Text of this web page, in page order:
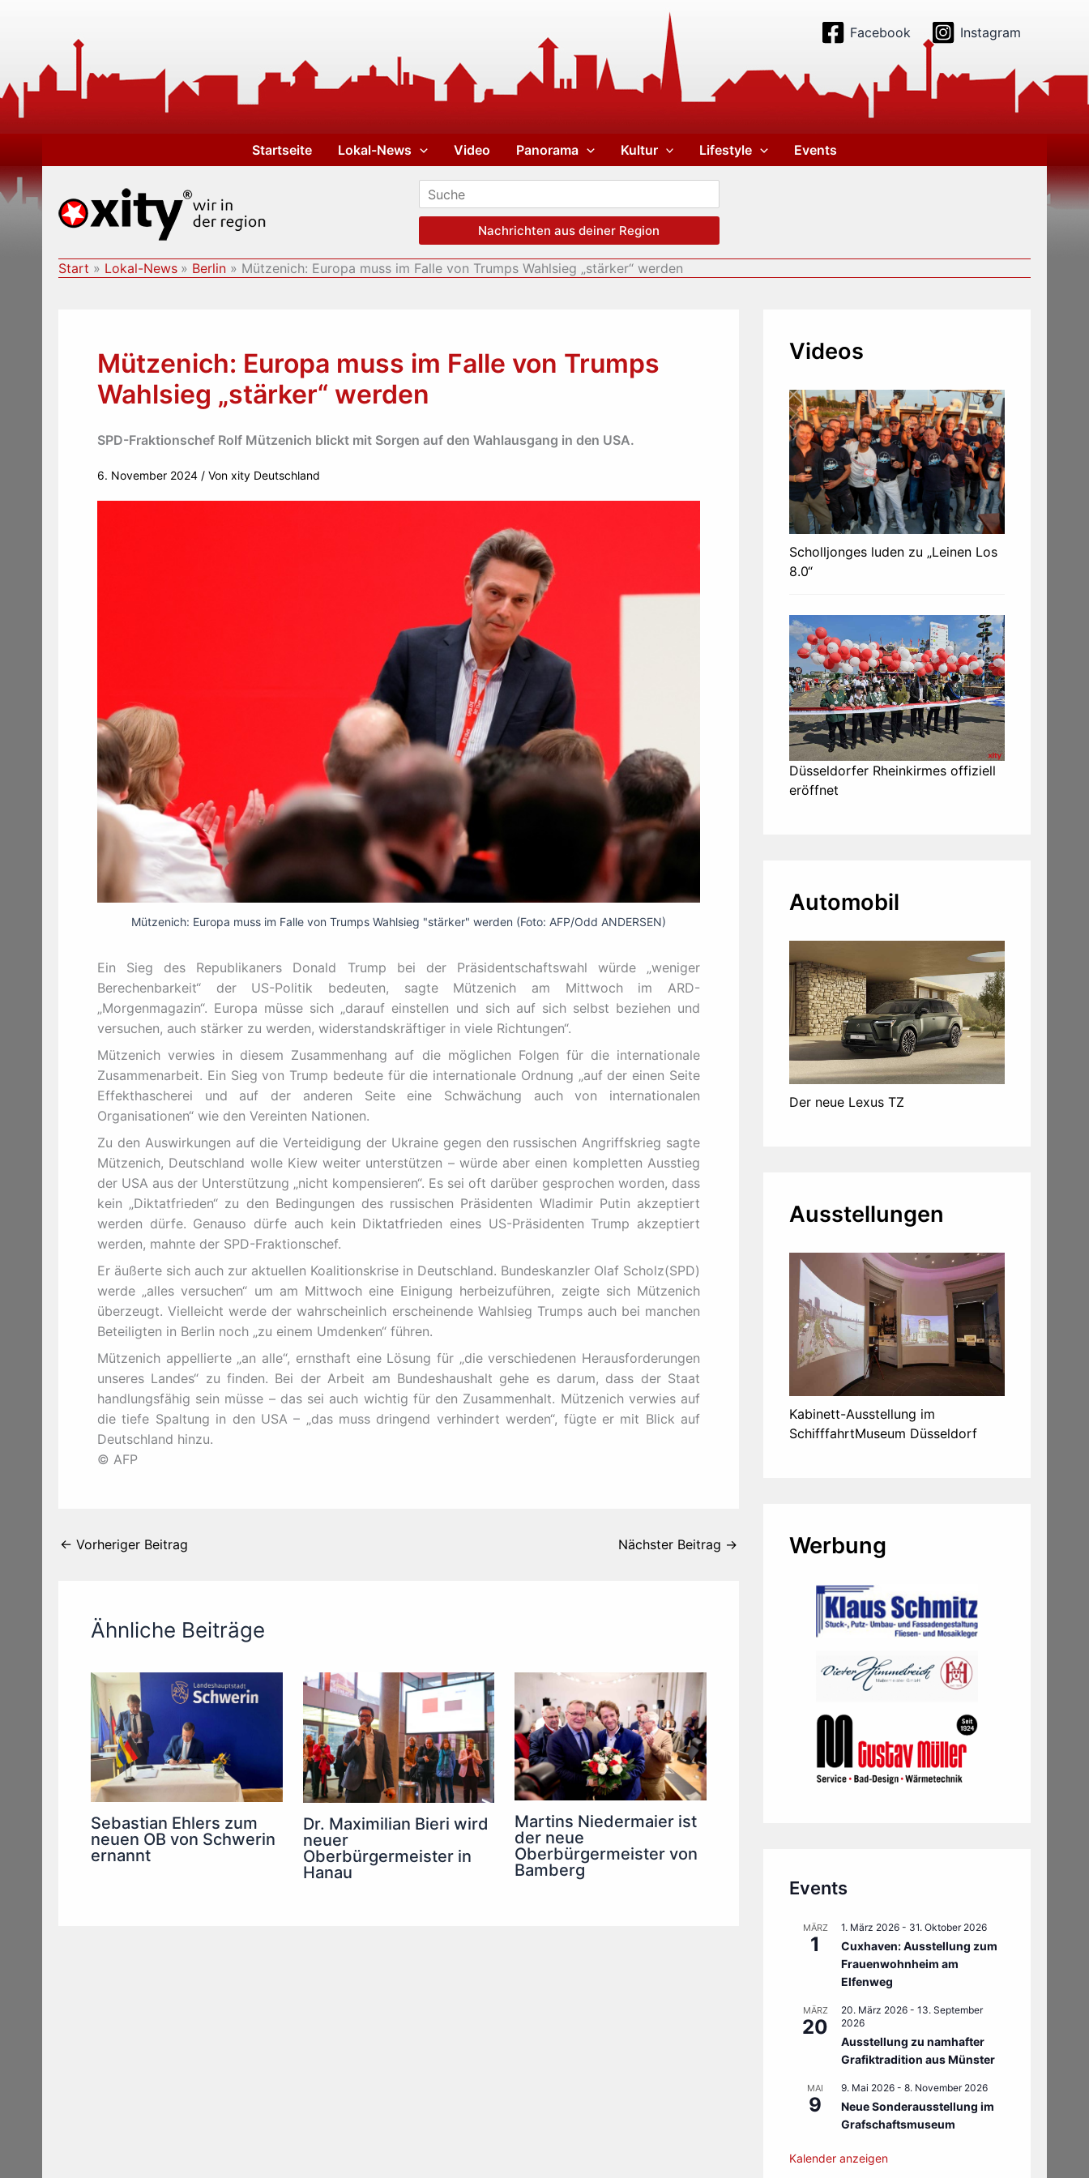
Facebook Instagram
Startseite Lokal-News Video Panorama Kultur Lifestyle Events
Nachrichten aus deiner Region
Start Lokal-News Berlin Mützenich: Europa muss im Falle von Trumps Wahlsieg „stärker“ werden
Mützenich: Europa muss im Falle von Trumps
Wahlsieg „stärker“ werden
SPD-Fraktionschef Rolf Mützenich blickt mit Sorgen auf den Wahlausgang in den USA.
6. November 2024 / Von xity Deutschland
Mützenich: Europa muss im Falle von Trumps Wahlsieg "stärker" werden (Foto: AFP/Odd ANDERSEN)
Ein Sieg des Republikaners Donald Trump bei der Präsidentschaftswahl würde „weniger
Berechenbarkeit“ der US-Politik bedeuten, sagte Mützenich am Mittwoch im ARD-
„Morgenmagazin“. Europa müsse sich „darauf einstellen und sich auf sich selbst beziehen und
versuchen, auch stärker zu werden, widerstandskräftiger in viele Richtungen“.
Mützenich verwies in diesem Zusammenhang auf die möglichen Folgen für die internationale
Zusammenarbeit. Ein Sieg von Trump bedeute für die internationale Ordnung „auf der einen Seite
Effekthascherei und auf der anderen Seite eine Schwächung auch von internationalen
Organisationen“ wie den Vereinten Nationen.
Zu den Auswirkungen auf die Verteidigung der Ukraine gegen den russischen Angriffskrieg sagte
Mützenich, Deutschland wolle Kiew weiter unterstützen – würde aber einen kompletten Ausstieg
der USA aus der Unterstützung „nicht kompensieren“. Es sei oft darüber gesprochen worden, dass
kein „Diktatfrieden“ zu den Bedingungen des russischen Präsidenten Wladimir Putin akzeptiert
werden dürfe. Genauso dürfe auch kein Diktatfrieden eines US-Präsidenten Trump akzeptiert
werden, mahnte der SPD-Fraktionschef.
Er äußerte sich auch zur aktuellen Koalitionskrise in Deutschland. Bundeskanzler Olaf Scholz(SPD)
werde „alles versuchen“ um am Mittwoch eine Einigung herbeizuführen, zeigte sich Mützenich
überzeugt. Vielleicht werde der wahrscheinlich erscheinende Wahlsieg Trumps auch bei manchen
Beteiligten in Berlin noch „zu einem Umdenken“ führen.
Mützenich appellierte „an alle“, ernsthaft eine Lösung für „die verschiedenen Herausforderungen
unseres Landes“ zu finden. Bei der Arbeit am Bundeshaushalt gehe es darum, dass der Staat
handlungsfähig sein müsse – das sei auch wichtig für den Zusammenhalt. Mützenich verwies auf
die tiefe Spaltung in den USA – „das muss dringend verhindert werden“, fügte er mit Blick auf
Deutschland hinzu.
© AFP
← Vorheriger Beitrag Nächster Beitrag →
Ähnliche Beiträge
Sebastian Ehlers zum
neuen OB von Schwerin
ernannt
Dr. Maximilian Bieri wird
neuer
Oberbürgermeister in
Hanau
Martins Niedermaier ist
der neue
Oberbürgermeister von
Bamberg
Videos
Scholljonges luden zu „Leinen Los
8.0“
Düsseldorfer Rheinkirmes offiziell
eröffnet
Automobil
Der neue Lexus TZ
Ausstellungen
Kabinett-Ausstellung im
SchifffahrtMuseum Düsseldorf
Werbung
Events
MÄRZ
1
1. März 2026 - 31. Oktober 2026
Cuxhaven: Ausstellung zum
Frauenwohnheim am
Elfenweg
MÄRZ
20
20. März 2026 - 13. September
2026
Ausstellung zu namhafter
Grafiktradition aus Münster
MAI
9
9. Mai 2026 - 8. November 2026
Neue Sonderausstellung im
Grafschaftsmuseum
Kalender anzeigen